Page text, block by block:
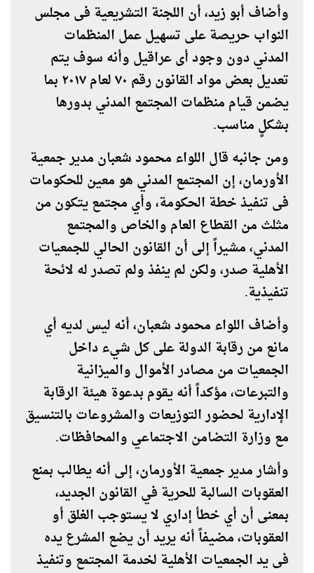
وأضاف أبو زيد، أن اللجنة التشريعية فى مجلس
النواب حريصة على تسهيل عمل المنظمات
المدني دون وجود أى عراقيل وأنه سوف يتم
تعديل بعض مواد القانون رقم ٧٠ لعام ٢٠١٧ بما
يضمن قيام منظمات المجتمع المدني بدورها
بشكلٍ مناسب.
ومن جانبه قال اللواء محمود شعبان مدير جمعية
الأورمان، إن المجتمع المدني هو معين للحكومات
فى تنفيذ خطة الحكومة، وأي مجتمع يتكون من
مثلث من القطاع العام والخاص والمجتمع
المدني، مشيراً إلى أن القانون الحالي للجمعيات
الأهلية صدر، ولكن لم ينفذ ولم تصدر له لائحة
تنفيذية.
وأضاف اللواء محمود شعبان، أنه ليس لديه أي
مانع من رقابة الدولة على كل شيء داخل
الجمعيات من مصادر الأموال والميزانية
والتبرعات، مؤكداً أنه يقوم بدعوة هيئة الرقابة
الإدارية لحضور التوزيعات والمشروعات بالتنسيق
مع وزارة التضامن الاجتماعي والمحافظات.
وأشار مدير جمعية الأورمان، إلى أنه يطالب بمنع
العقوبات السالبة للحرية في القانون الجديد،
بمعنى أن أي خطأ إداري لا يستوجب الغلق أو
العقوبات، مضيفاً أنه يريد أن يضع المشرع يده
فى يد الجمعيات الأهلية لخدمة المجتمع وتنفيذ